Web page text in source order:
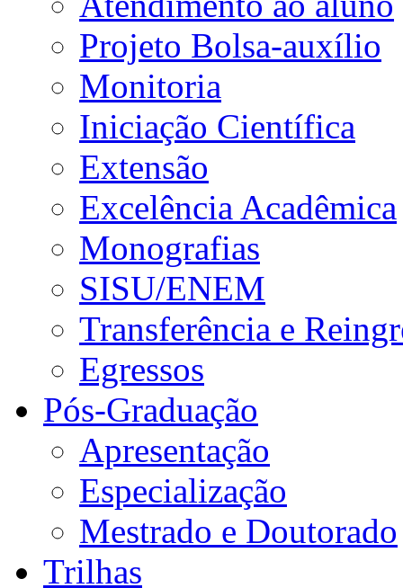
Projeto Bolsa-auxílio
Monitoria
Iniciação Científica
Extensão
Excelência Acadêmica
Monografias
SISU/ENEM
Transferência e
Egressos
Pós-Graduação
Apresentação
Especialização
Mestrado e Doutorado
Trilhas